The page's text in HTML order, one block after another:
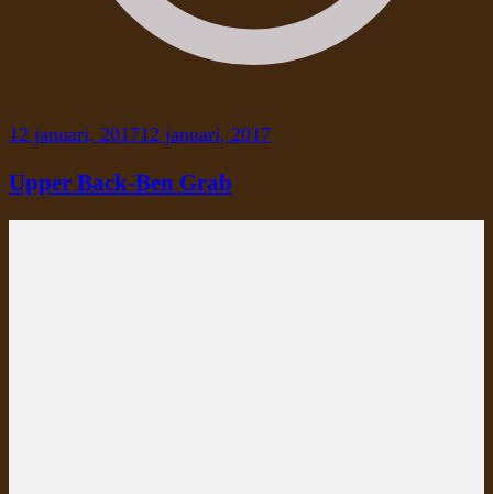
12 januari, 201712 januari, 2017
Upper Back-Ben Grab